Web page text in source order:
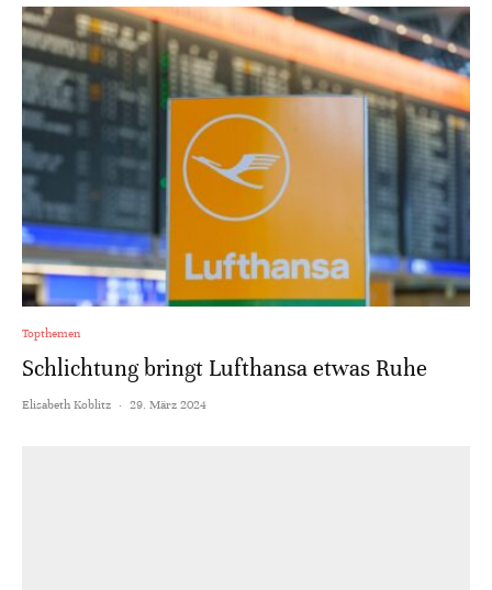
Topthemen
Schlichtung bringt Lufthansa etwas Ruhe
Elisabeth Koblitz · 29. März 2024